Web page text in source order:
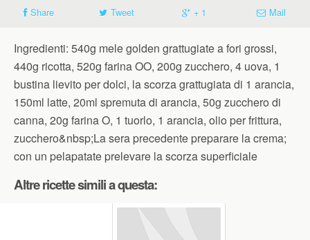
Share Tweet + 1 Mail
Ingredienti: 540g mele golden grattugiate a fori grossi,
440g ricotta, 520g farina OO, 200g zucchero, 4 uova, 1
bustina lievito per dolci, la scorza grattugiata di 1 arancia,
150ml latte, 20ml spremuta di arancia, 50g zucchero di
canna, 20g farina O, 1 tuorlo, 1 arancia, olio per frittura,
zucchero&nbsp;La sera precedente preparare la crema;
con un pelapatate prelevare la scorza superficiale
Altre ricette simili a questa: